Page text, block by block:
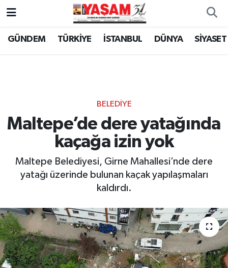
GÜNDEM TÜRKİYE İSTANBUL DÜNYA SİYASET
BELEDİYE
Maltepe’de dere yatağında
kaçağa izin yok
Maltepe Belediyesi, Girne Mahallesi’nde dere
yatağı üzerinde bulunan kaçak yapılaşmaları
kaldırdı.